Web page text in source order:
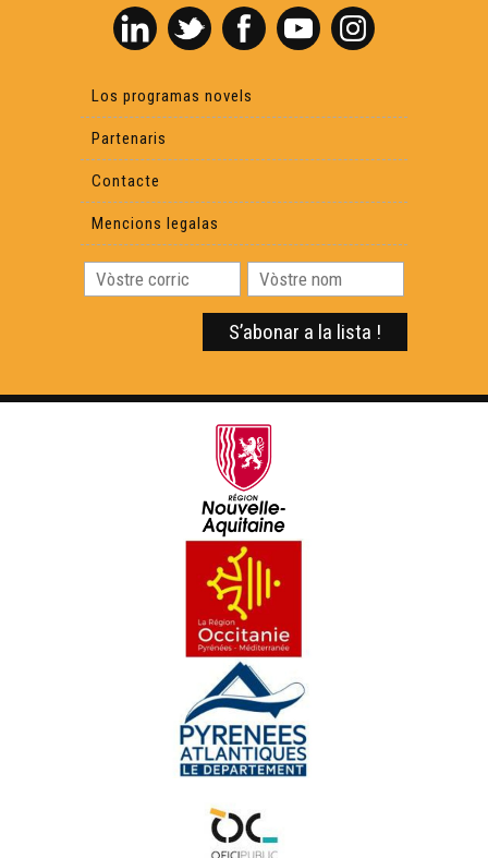
Los programas novels
Partenaris
Contacte
Mencions legalas